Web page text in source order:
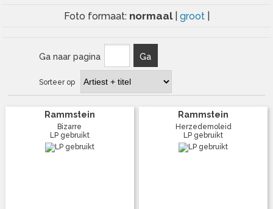
Foto formaat: normaal groot
Ga naar pagina Ga
Sorteer op
Rammstein
Bizarre
LP gebruikt
Rammstein
Herzedemoleid
LP gebruikt